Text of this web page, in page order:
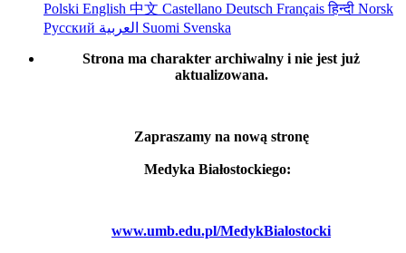
Polski English 中文 Castellano Deutsch Françaisहिन्दी Norsk
Русский
Suomi Svenska
Strona ma charakter archiwalny i nie jest już
aktualizowana.
Zapraszamy na nową stronę
Medyka Białostockiego:
www.umb.edu.pl/MedykBialostocki